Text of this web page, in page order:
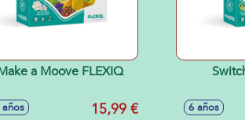
a Moove FLEXIQ
15,99 € 6 años